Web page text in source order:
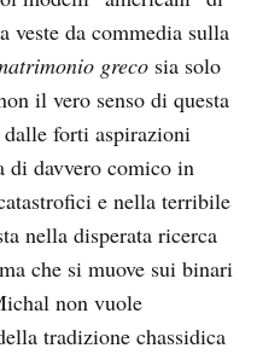
veste da commedia sulla
greco sia solo
il vero senso di questa
dalle forti aspirazioni
di davvero comico in
e nella terribile
nella disperata ricerca
che si muove sui binari
non vuole
tradizione chassidica